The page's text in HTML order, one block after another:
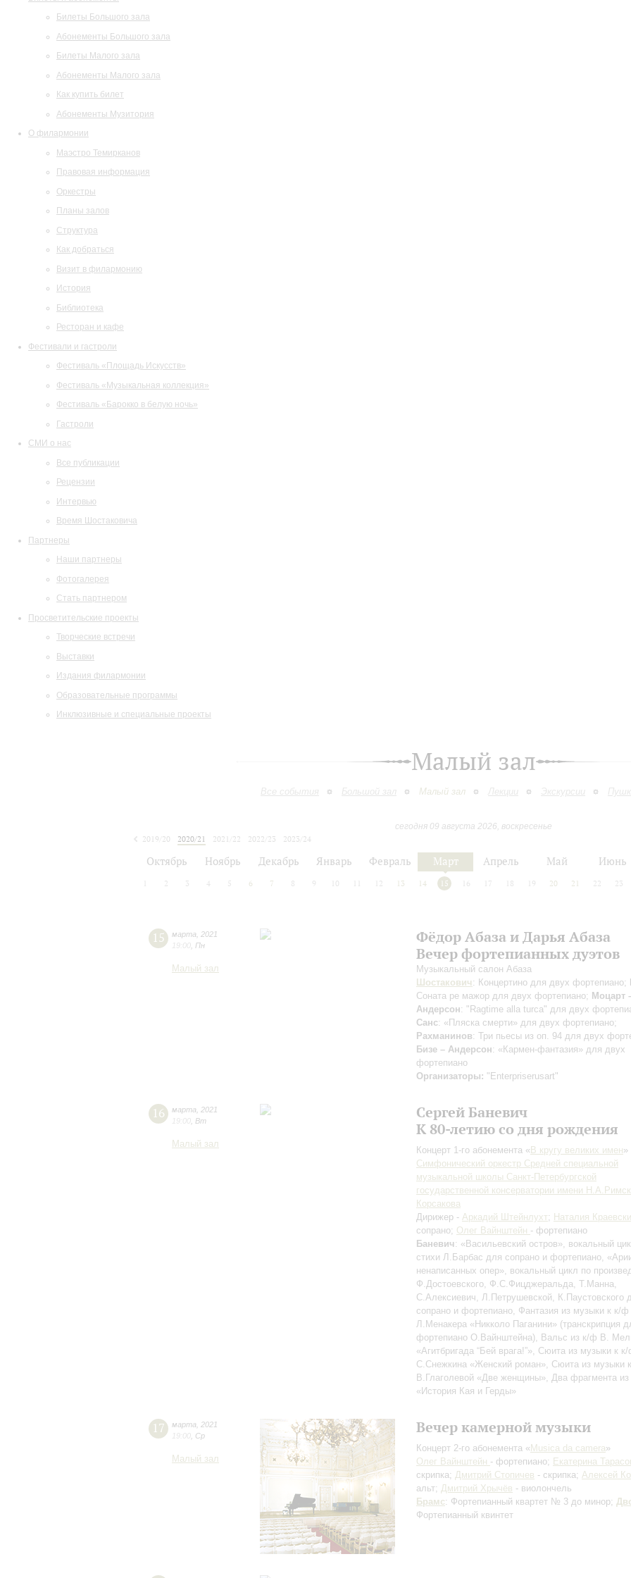
Билеты Большого зала
Абонементы Большого зала
Билеты Малого зала
Абонементы Малого зала
Как купить билет
Абонементы Музитория
О филармонии
Маэстро Темирканов
Правовая информация
Оркестры
Планы залов
Структура
Как добраться
Визит в филармонию
История
Библиотека
Ресторан и кафе
Фестивали и гастроли
Фестиваль «Площадь Искусств»
Фестиваль «Музыкальная коллекция»
Фестиваль «Барокко в белую ночь»
Гастроли
СМИ о нас
Все публикации
Рецензии
Интервью
Время Шостаковича
Партнеры
Наши партнеры
Фотогалерея
Стать партнером
Просветительские проекты
Творческие встречи
Выставки
Издания филармонии
Образовательные программы
Инклюзивные и специальные проекты
Малый зал
Все события Большой зал Малый зал Лекции Экскурсии
сегодня 09 августа 2026, воскресенье
2019/20
2020/21 2021/22 2022/23
2023/24
Октябрь Ноябрь Декабрь Январь Февраль Март Апрель Май Июнь
2 3 4 5 6 7 8 9 10 12 13 14 15 16 17 18 19 20 21 22 23
15 марта
2021
19:00 Пн
Малый зал
Фёдор Абаза и Дарья Абаза
Вечер фортепианных дуэтов
Музыкальный салон Абаза
Шостакович : Концертино для двух фортепиано;
Соната ре мажор для двух фортепиано; Моцарт
Андерсон: "Ragtime alla turca" для двух
Санс: «Пляска смерти» для двух фортепиано;
Рахманинов: Три пьесы из оп. 94 для двух
Бизе – Андерсон: «Кармен-фантазия» для двух
фортепиано
Организаторы: "Enterpriserusart"
16 марта
2021
19:00 Вт
Малый зал
Сергей Баневич
К 80-летию со дня рождения
Концерт 1-го абонемента « В кругу великих имен»
Симфонический оркестр Средней специальной
музыкальной школы Санкт-Петербургской
государственной консерватории имени
Корсакова
Дирижер - Аркадий Штейнлухт; Наталия Краевски
сопрано; Олег Вайнштейн - фортепиано
Баневич: «Васильевский остров», вокальный
стихи Л.Барбас для сопрано и фортепиано,
ненаписанных опер», вокальный цикл по
Ф.Достоевского, Ф.С.Фицджеральда, Т.Манна,
С.Алексиевич, Л.Петрушевской, К.Паустовского
сопрано и фортепиано, Фантазия из музыки к к/ф
Л.Менакера «Никколо Паганини» (транскрипция
фортепиано О.Вайнштейна), Вальс из к/ф В.
«Агитбригада “Бей врага!”», Сюита из музыки к
С.Снежкина «Женский роман», Сюита из музыки
В.Глаголевой «Две женщины», Два фрагмента
«История Кая и Герды»
17 марта
2021
19:00 Ср
Малый зал
Вечер камерной музыки
Концерт 2-го абонемента « Musica dа camera»
Олег Вайнштейн - фортепиано; Екатерина
скрипка; Дмитрий Стопичев - скрипка; Алексей
альт; Дмитрий Хрычёв - виолончель
Брамс: Фортепианный квартет № 3 до минор;
Фортепианный квинтет